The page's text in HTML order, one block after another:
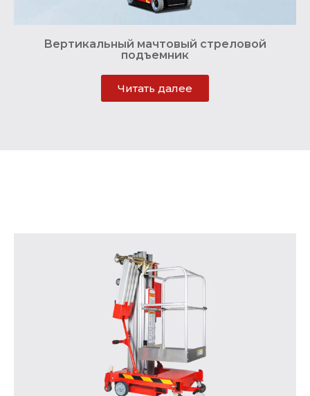
Вертикальный мачтовый стреловой
подъемник
Читать далее